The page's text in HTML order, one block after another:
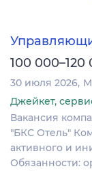
100 000–120
30 июля 2026
Джейкет,
Вакансия
"БКС Отель"
активного и
Обязанности: